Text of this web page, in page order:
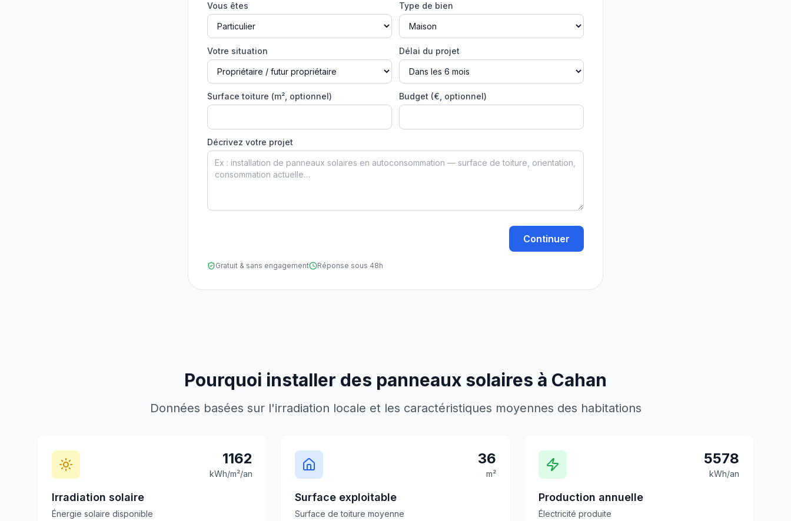
Vous êtes Type de bien
Votre situation Délai du projet
Surface toiture (m², optionnel) Budget (€, optionnel)
Décrivez votre projet
Continuer
Gratuit & sans engagement Réponse sous 48h
Pourquoi installer des panneaux solaires à Cahan
Données basées sur l'irradiation locale et les caractéristiques moyennes des habitations
1162
kWh/m²/an
Irradiation solaire
Énergie solaire disponible
36
m²
Surface exploitable
Surface de toiture moyenne
5578
kWh/an
Production annuelle
Électricité produite